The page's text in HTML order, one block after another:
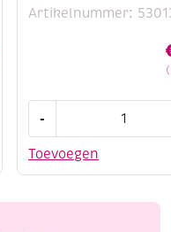
Artikelnummer:
Toevoegen
-
-
sheetz